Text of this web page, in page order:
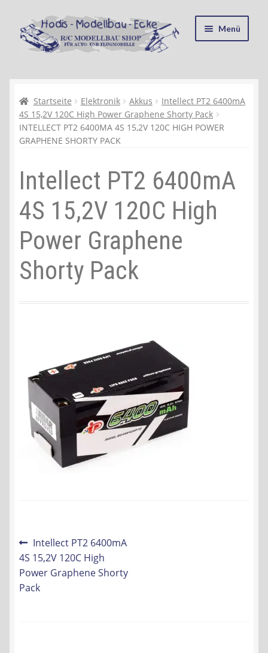
Zur
Navigation
springen
Zum
Inhalt
springen
Menü
Kasse
Mein Konto
Warenkorb
Ablauf einer Bestellung
Lieferzeit & Verfügbarkeit
Gutschein
Batterien- und Akku Verordnung
Elektro- und Elektronikgeräte Verordnung
Kontakt
AGB
Startseite Elektronik Akkus
Intellect PT2 6400mA
4S 15,2V 120C High Power Graphene Shorty Pack
INTELLECT PT2 6400MA 4S 15,2V 120C HIGH POWER
GRAPHENE SHORTY PACK
Intellect PT2 6400mA
4S 15,2V 120C High
Power Graphene
Shorty Pack
Beitrags-
Navigation
Vorheriger
Beitrag:
Intellect PT2 6400mA
4S 15,2V 120C High
Power Graphene Shorty
Pack